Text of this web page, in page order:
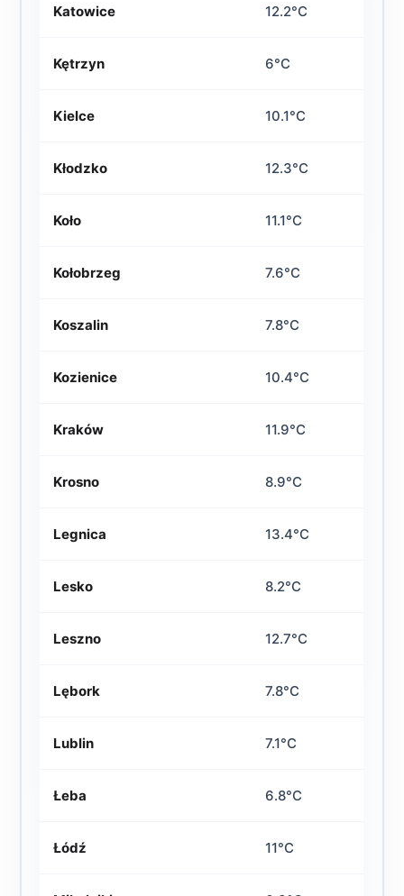
Katowice 12.2°C
Kętrzyn 6°C
Kielce 10.1°C
Kłodzko 12.3°C
Koło 11.1°C
Kołobrzeg 7.6°C
Koszalin 7.8°C
Kozienice 10.4°C
Kraków 11.9°C
Krosno 8.9°C
Legnica 13.4°C
Lesko 8.2°C
Leszno 12.7°C
Lębork 7.8°C
Lublin 7.1°C
Łeba 6.8°C
Łódź 11°C